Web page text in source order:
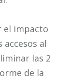
el impacto
al
las 2
de la